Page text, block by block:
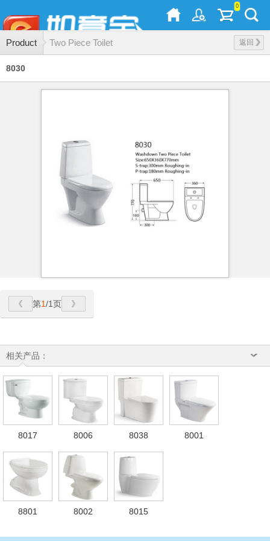
0
Product 返回
Two Piece Toilet
8030
第1/1页
相关产品：
8017 8006 8038 8001
8801 8002 8015